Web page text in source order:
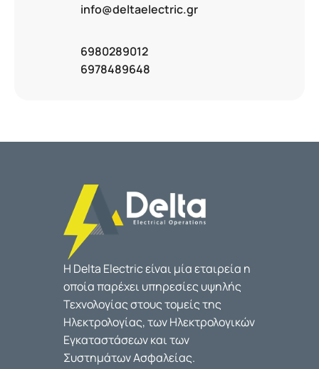
info@deltaelectric.gr
6980289012
6978489648
Η Delta Electric είναι μία εταιρεία η
οποία παρέχει υπηρεσίες υψηλής
Τεχνολογίας στους τομείς της
Ηλεκτρολογίας, των Ηλεκτρολογικών
Εγκαταστάσεων και των
Συστημάτων Ασφαλείας.